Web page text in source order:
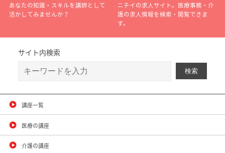
あなたの知識・スキルを講師として
活かしてみませんか？
ニチイの求人サイト。医療事務・介
護の求人情報を検索・閲覧できま
す。
サイト内検索
講座一覧
医療の講座
介護の講座